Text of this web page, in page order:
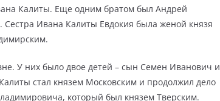
Калиты. Еще одним братом был Андрей
Ивана Калиты Евдокия была женой князя
У них было двое детей – сын Семен Иванович и
стал князем Московским и продолжил дело
который был князем Тверским.